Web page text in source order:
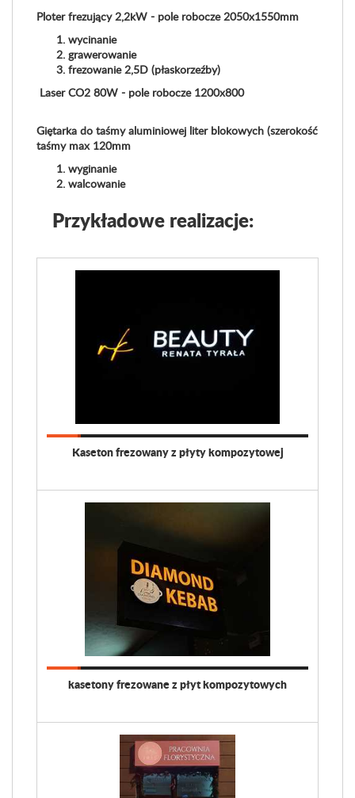
Ploter frezujący 2,2kW - pole robocze 2050x1550mm
wycinanie
grawerowanie
frezowanie 2,5D (płaskorzeźby)
Laser CO2 80W - pole robocze 1200x800
Giętarka do taśmy aluminiowej liter blokowych (szerokość
taśmy max 120mm
wyginanie
walcowanie
Przykładowe realizacje:
Kaseton frezowany z płyty kompozytowej
kasetony frezowane z płyt kompozytowych